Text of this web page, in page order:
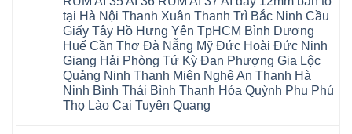
tại Hà Nội Thanh Xuân Thanh Trì Bắc Ninh Cầu
Giấy Tây Hồ Hưng Yên TpHCM Bình Dương
Huế Cần Thơ Đà Nẵng Mỹ Đức Hoài Đức Ninh
Giang Hải Phòng Tứ Kỳ Đan Phượng Gia Lộc
Quảng Ninh Thanh Miện Nghệ An Thanh Hà
Ninh Bình Thái Bình Thanh Hóa Quỳnh Phụ Phú
Thọ Lào Cai Tuyên Quang